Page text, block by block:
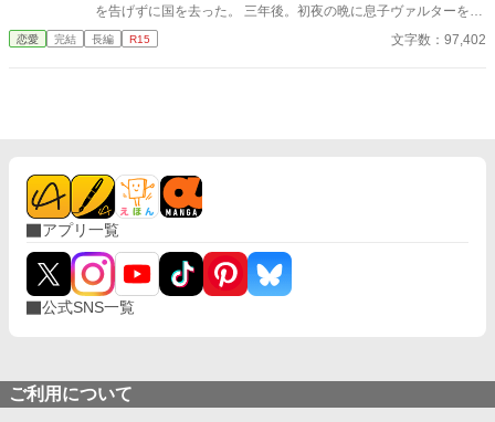
を告げずに国を去った。 三年後。初夜の晩に息子ヴァルターを授
かっていたエルゼは、ひっそりと暮らしていた。ところが元婚約
者に拉致られて、あわやというところに初夜の相手であるハイン
恋愛 完結 長編 R15 文字数：97,402
アプリ一覧
公式SNS一覧
ご利用について